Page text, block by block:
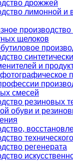
дрожжей
лимонной и
щелоков
и
смесей
резиновых
обуви и
регенерата